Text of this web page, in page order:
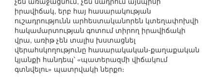
իրավիճակ, երբ հայ հասարակության
ուշադրությունն արհեստականորեն կտեղափոխվի
հակամարտության գոտում տիրող իրավիճակի
վրա, առիթ չեն տալիս խստացնել
վերահսկողությունը հասարակական-քաղաքական
կյանքի հանդեպ՝ «պատերազմի վիճակում
գտնվելու» պատրվակի ներքո։